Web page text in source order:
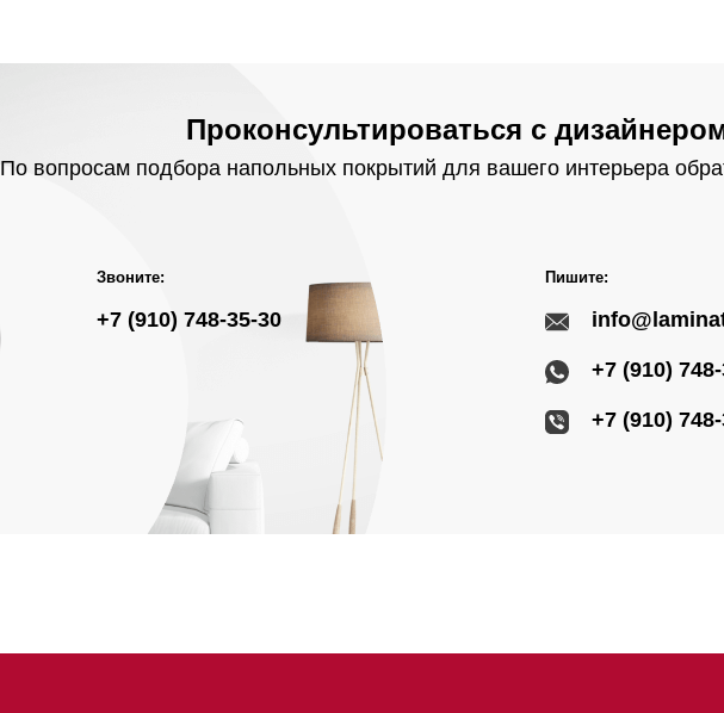
Проконсультироваться с
По вопросам подбора напольных покрытий для вашего интерьера
Звоните:
+7 (910) 748-35-30
Пишите:
+7 (910)
+7 (910)